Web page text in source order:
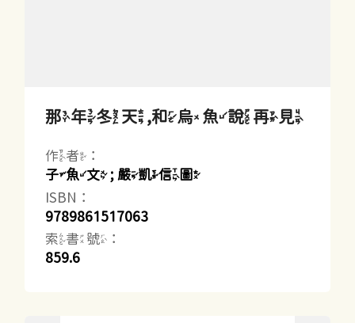
那年冬天,和烏魚說再見
作者：
子魚文 ; 嚴凱信圖
ISBN：
9789861517063
索書號：
859.6